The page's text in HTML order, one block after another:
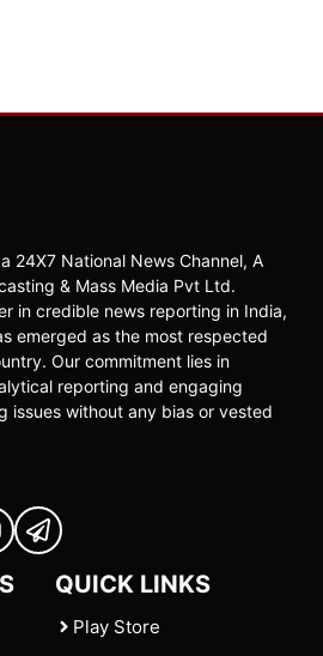
24X7 National News Channel, A
& Mass Media Pvt Ltd.
in credible news reporting in India,
emerged as the most respected
Our commitment lies in
reporting and engaging
issues without any bias or vested
QUICK LINKS
Play Store